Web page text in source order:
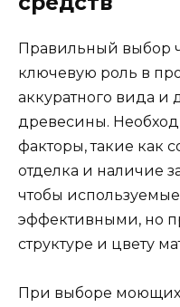
Правильный выбор
ключевую роль в
аккуратного вида и
древесины.
факторы, такие как
отделка и наличие
чтобы
эффективными, но
структуре и цвету
При выборе моющих